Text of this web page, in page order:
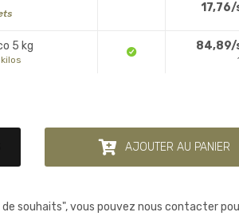
5 kg 84,89/
AJOUTER AU PANIER
souhaits", vous pouvez nous contacter